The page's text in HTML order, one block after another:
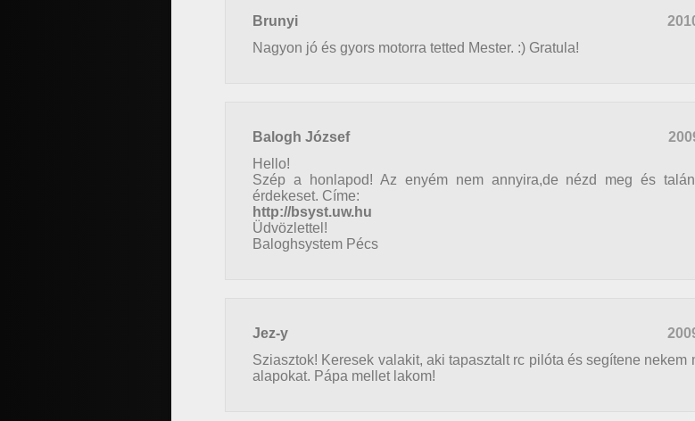
Brunyi
Nagyon jó és gyors motorra tetted Mester. :) Gratula!
Balogh József
Hello!
Szép a honlapod! Az enyém nem annyira,de nézd meg és
érdekeset. Címe:
http://bsyst.uw.hu
Üdvözlettel!
Baloghsystem Pécs
Jez-y
Sziasztok! Keresek valakit, aki tapasztalt rc pilóta és segítene nekem
alapokat. Pápa mellet lakom!